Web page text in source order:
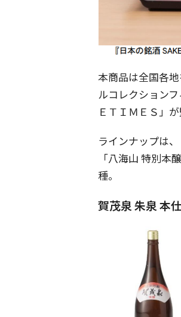
本商品は全国各
ルコレクション
ＥＴＩＭＥＳ」
ラインナップは
「八海山 特別本
種。
賀茂泉 朱泉 本